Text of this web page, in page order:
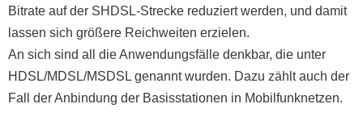
Bitrate auf der SHDSL-Strecke reduziert werden, und damit
lassen sich größere Reichweiten erzielen.
An sich sind all die Anwendungsfälle denkbar, die unter
HDSL/MDSL/MSDSL genannt wurden. Dazu zählt auch der
Fall der Anbindung der Basisstationen in Mobilfunknetzen.